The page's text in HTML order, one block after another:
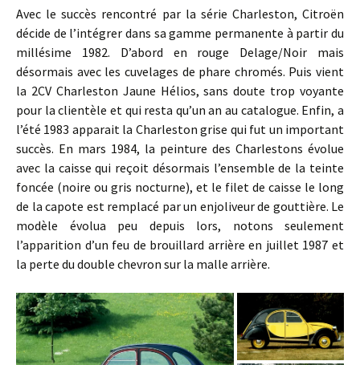
Avec le succès rencontré par la série Charleston, Citroën
décide de l’intégrer dans sa gamme permanente à partir du
millésime 1982. D’abord en rouge Delage/Noir mais
désormais avec les cuvelages de phare chromés. Puis vient
la 2CV Charleston Jaune Hélios, sans doute trop voyante
pour la clientèle et qui resta qu’un an au catalogue. Enfin, a
l’été 1983 apparait la Charleston grise qui fut un important
succès. En mars 1984, la peinture des Charlestons évolue
avec la caisse qui reçoit désormais l’ensemble de la teinte
foncée (noire ou gris nocturne), et le filet de caisse le long
de la capote est remplacé par un enjoliveur de gouttière. Le
modèle évolua peu depuis lors, notons seulement
l’apparition d’un feu de brouillard arrière en juillet 1987 et
la perte du double chevron sur la malle arrière.